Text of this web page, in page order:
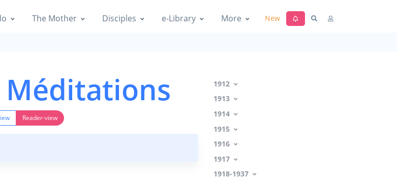
The Mother Disciples e-Library More New
1912
1913
1914
1915
1916
1917
1918-1937
Méditations
Reader-view